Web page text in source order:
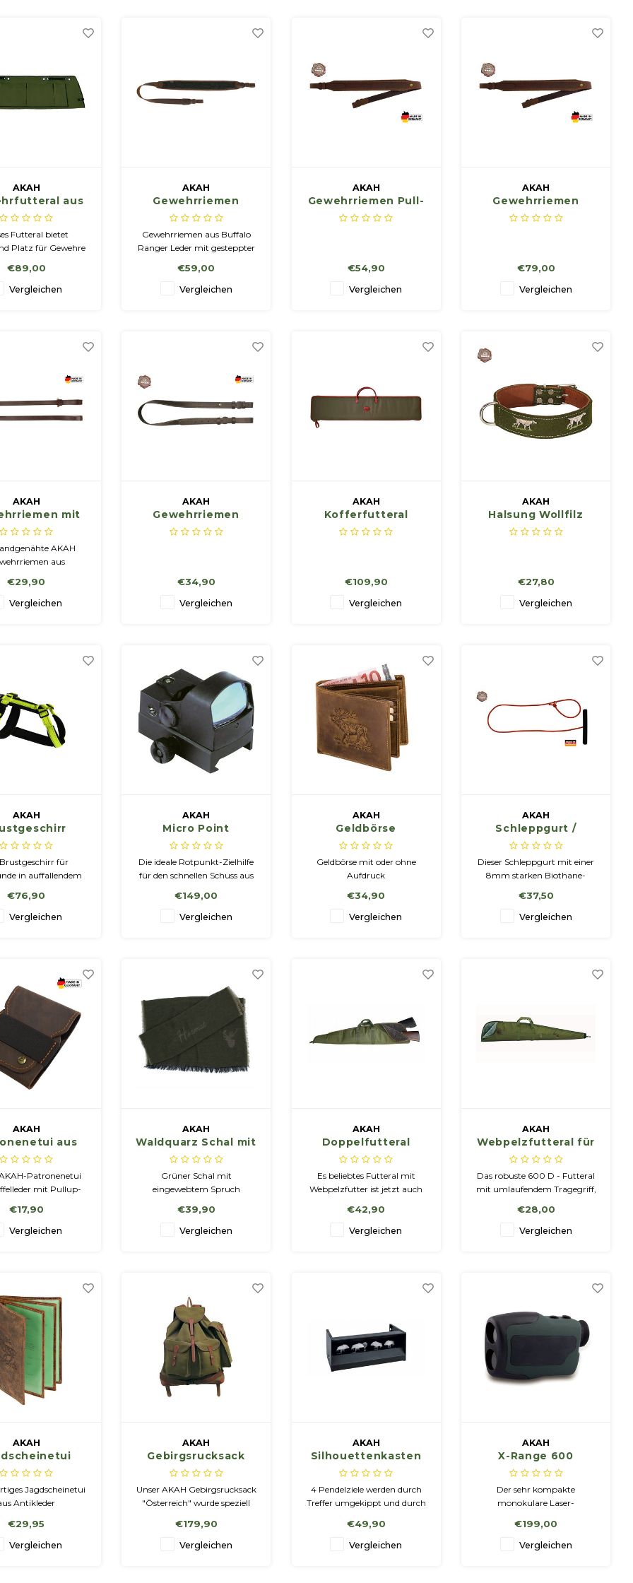
AKAH
aus
für PKWs
Futteral bietet
Platz für Gewehre
€89,00
Vergleichen
AKAH
Gewehrriemen
Buffalo Ranger
Leder mit
gesteppter
Gewehrriemen aus Buffalo
Ranger Leder mit gesteppter
breiter Tragebreich mit
Meshgewebe. Länge:
€59,00
Vergleichen
AKAH
Gewehrriemen Pull-
up Leder mit
€54,90
Vergleichen
AKAH
Gewehrriemen
Vollrindleder Breite:
Antirutsch-Besatz
€79,00
Vergleichen
AKAH
mit
Knebel
AKAH
aus
verfügt über einen
Holzknebel zum
€29,90
Vergleichen
AKAH
Gewehrriemen
genietet aus
€34,90
Vergleichen
AKAH
Kofferfutteral
132cm
€109,90
Vergleichen
AKAH
Halsung Wollfilz
35mm Breit Bestickt
€27,80
Vergleichen
AKAH
neongelb
für
in auffallendem
von 3M für
Sicherheit des
zu schon
€76,90
Vergleichen
AKAH
Micro Point
Die ideale Rotpunkt-Zielhilfe
für den schnellen Schuss aus
€149,00
Vergleichen
AKAH
Geldbörse
Geldbörse mit oder ohne
Aufdruck
€34,90
Vergleichen
AKAH
Schleppgurt /
Bergehilfe
Dieser Schleppgurt mit einer
8mm starken ­Biothane-
kg belastbar.
€37,50
Vergleichen
AKAH
aus
mit
Effekt
AKAH-Patronenetui
mit Pullup-
Patroneneinsätze
(Norma,
€17,90
Vergleichen
AKAH
Waldquarz Schal mit
spruch
Grüner Schal mit
eingewebtem Spruch
is a G'fühl" und Hirschkopf.
€39,90
Vergleichen
AKAH
Doppelfutteral
Webpelz
Es beliebtes Futteral mit
Webpelzfutter ist jetzt auch
Waffen mit aufgesetztem
Zielfernrohr lieferbar!
€42,90
Vergleichen
AKAH
Webpelzfutteral für
Büchsen, lang
Das robuste 600 D - Futteral
mit umlaufendem Tragegriff,
Aufhängeschlaufe ist dick mit
Webpelz gefüttert und
€28,00
Vergleichen
AKAH
Jagdscheinetui
Antikleder
€29,95
Vergleichen
AKAH
Gebirgsrucksack
„Österreich“
Unser AKAH Gebirgsrucksack
"Österreich" wurde speziell
€179,90
Vergleichen
AKAH
Silhouettenkasten
mit 5 Zielen Keiler
4 Pendelziele werden durch
Treffer umgekippt und durch
wieder aufgerichtet. Maße:
49x21x32 cm
€49,90
Vergleichen
AKAH
X-Range 600
Der sehr kompakte
monokulare Laser-
Knopfdruck exakt wie weit
das anvisierte Ziel entfernt ist.
€199,00
Vergleichen